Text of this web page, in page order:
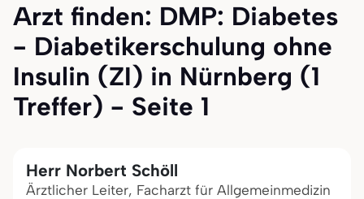
Arzt finden: DMP: Diabetes
- Diabetikerschulung ohne
Insulin (ZI) in Nürnberg (1
Treffer) - Seite 1
Herr Norbert Schöll
Ärztlicher Leiter, Facharzt für Allgemeinmedizin